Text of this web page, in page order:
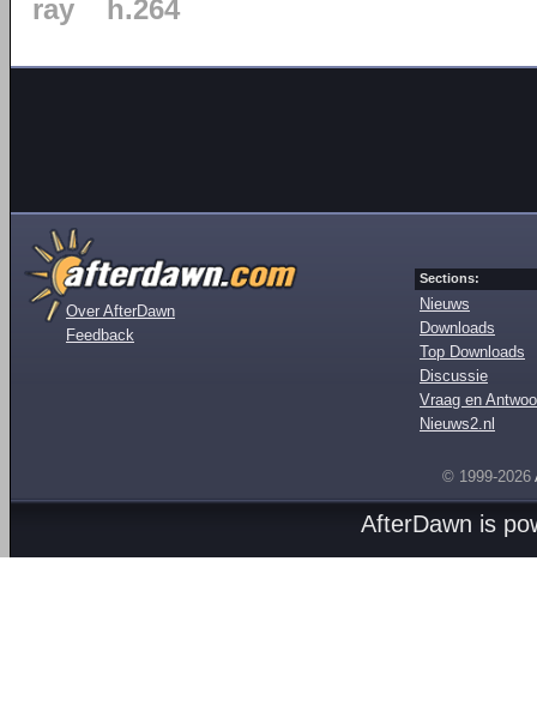
ray
h.264
Over AfterDawn
Feedback
Sections:
Nieuws
Downloads
Top Downloads
Discussie
Vraag en
Nieuws2.nl
© 1999-2026
AfterDawn is